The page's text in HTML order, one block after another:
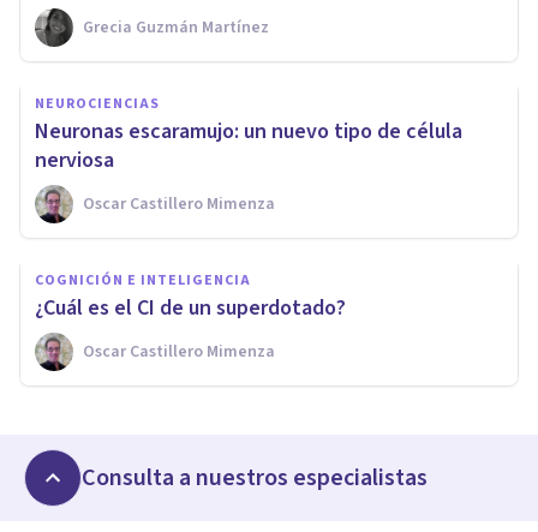
Grecia Guzmán Martínez
NEUROCIENCIAS
Neuronas escaramujo: un nuevo tipo de célula
nerviosa
Oscar Castillero Mimenza
COGNICIÓN E INTELIGENCIA
¿Cuál es el CI de un superdotado?
Oscar Castillero Mimenza
Consulta a nuestros especialistas